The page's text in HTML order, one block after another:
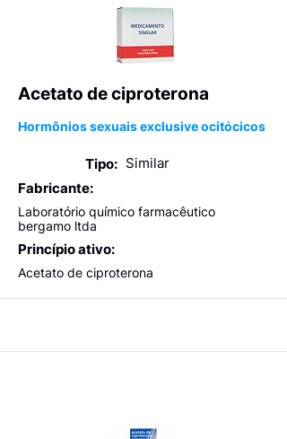
Acetato de ciproterona
Hormônios sexuais exclusive ocitócicos
Tipo: Similar
Fabricante:
Laboratório químico farmacêutico
bergamo ltda
Princípio ativo:
Acetato de ciproterona